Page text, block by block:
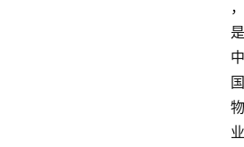
，
是
中
国
物
业